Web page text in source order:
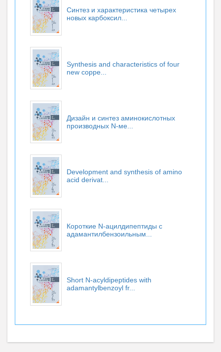
Синтез и характеристика четырех
новых карбоксил...
Synthesis and characteristics of four
new coppe...
Дизайн и синтез аминокислотных
производных N-ме...
Development and synthesis of amino
acid derivat...
Короткие N-ацилдипептиды с
адамантилбензоильным...
Short N-acyldipeptides with
adamantylbenzoyl fr...